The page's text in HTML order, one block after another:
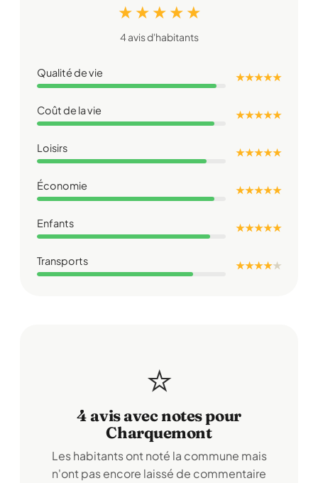
★ ★ ★ ★ ★
4 avis d'habitants
Qualité de vie ★ ★ ★ ★ ★
Coût de la vie ★ ★ ★ ★ ★
Loisirs ★ ★ ★ ★ ★
Économie ★ ★ ★ ★ ★
Enfants ★ ★ ★ ★ ★
Transports ★ ★ ★ ★★
⭐
4 avis avec notes pour
Charquemont
Les habitants ont noté la commune mais
n'ont pas encore laissé de commentaire